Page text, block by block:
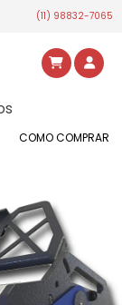
(11) 98832-7065
COMO COMPRAR